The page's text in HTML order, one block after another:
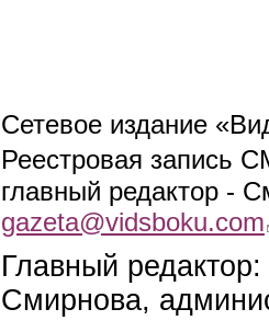
Сетевое издание
Реестровая запись
главный редактор -
gazeta@vidsboku.com
Главный
Смирнова,